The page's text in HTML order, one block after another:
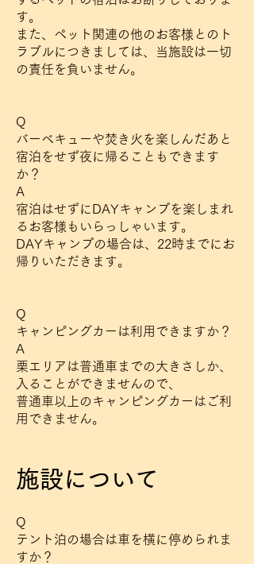
す。
また、ペット関連の他のお客様とのト
ラブルにつきましては、当施設は一切
の責任を負いません。​
Q
バーベキューや焚き火を楽しんだあと
宿泊をせず夜に帰ることもできます
か？
A
宿泊はせずにDAYキャンプを楽しまれ
るお客様もいらっしゃいます。
DAYキャンプの場合は、22時までにお
帰りいただきます。
Q
キャンピングカーは利用できますか？
A
栗エリアは普通車までの大きさしか、
入ることができませんので、
普通車以上のキャンピングカーはご利
用できません。
施設について
Q
テント泊の場合は車を横に停められま
すか？